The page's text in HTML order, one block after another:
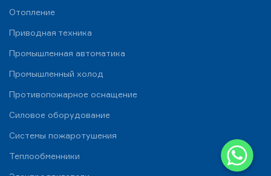
Отопление
Приводная техника
Промышленная автоматика
Промышленный холод
Противопожарное оснащение
Силовое оборудование
Системы пожаротушения
Теплообменники
WhatsApp